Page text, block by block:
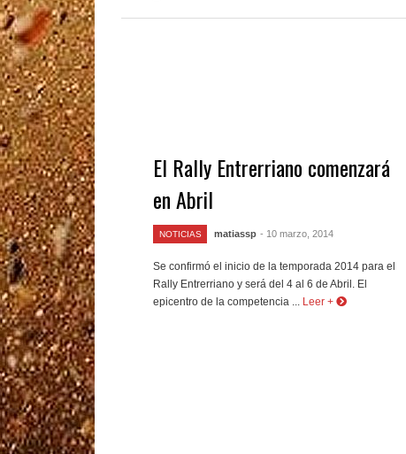
El Rally Entrerriano comenzará
en Abril
NOTICIAS matiassp - 10 marzo, 2014
Se confirmó el inicio de la temporada 2014 para el
Rally Entrerriano y será del 4 al 6 de Abril. El
epicentro de la competencia ...
Leer +